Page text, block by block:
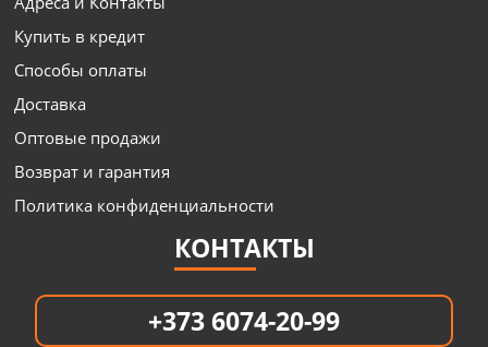
Купить в кредит
Способы оплаты
Доставка
Оптовые продажи
Возврат и гарантия
Политика конфиденциальности
КОНТАКТЫ
+373 6074-20-99